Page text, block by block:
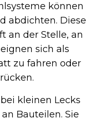
können
abdichten. Diese
an der Stelle, an
sich als
zu fahren oder
kleinen Lecks
Bauteilen. Sie